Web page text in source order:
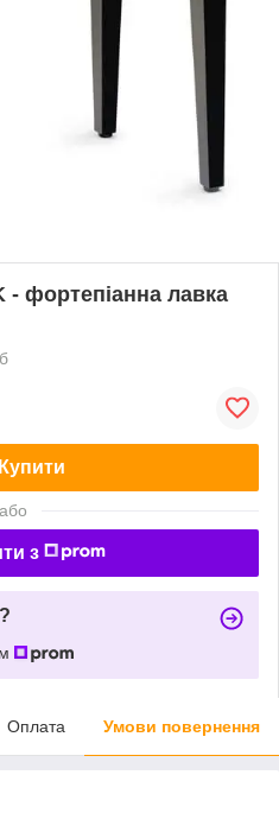
- фортепіанна лавка
Купити
або
з
Оплата Умови повернення